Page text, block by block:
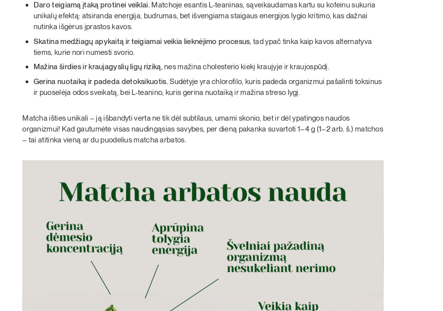
Daro teigiamą įtaką protinei veiklai. Matchoje esantis L-teaninas, sąveikaudamas kartu su kofeinu sukuria
unikalų efektą: atsiranda energija, budrumas, bet išvengiama staigaus energijos lygio kritimo, kas dažnai
nutinka išgėrus įprastos kavos.
Skatina medžiagų apykaitą ir teigiamai veikia lieknėjimo procesus, tad ypač tinka kaip kavos alternatyva
tiems, kurie nori numesti svorio.
Mažina širdies ir kraujagyslių ligų riziką, nes mažina cholesterio kiekį kraujyje ir kraujospūdį.
Gerina nuotaiką ir padeda detoksikuotis.Sudėtyje yra chlorofilo, kuris padeda organizmui pašalinti toksinus
ir puoselėja odos sveikatą, bei L-teanino, kuris gerina nuotaiką ir mažina streso lygį.
Matcha išties unikali – ją išbandyti verta ne tik dėl subtilaus, umami skonio, bet ir dėl ypatingos naudos
organizmui! Kad gautumėte visas naudingąsias savybes, per dieną pakanka suvartoti 1–4 g (1–2 arb. š.) matchos
– tai atitinka vieną ar du puodelius matcha arbatos.